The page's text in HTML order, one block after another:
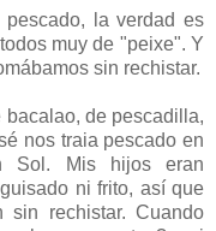
la verdad es
muy de "peixe". Y
sin rechistar.
bacalao, de pescadilla,
nos traia pescado en
Sol. Mis hijos eran
ni frito, así que
sin rechistar. Cuando